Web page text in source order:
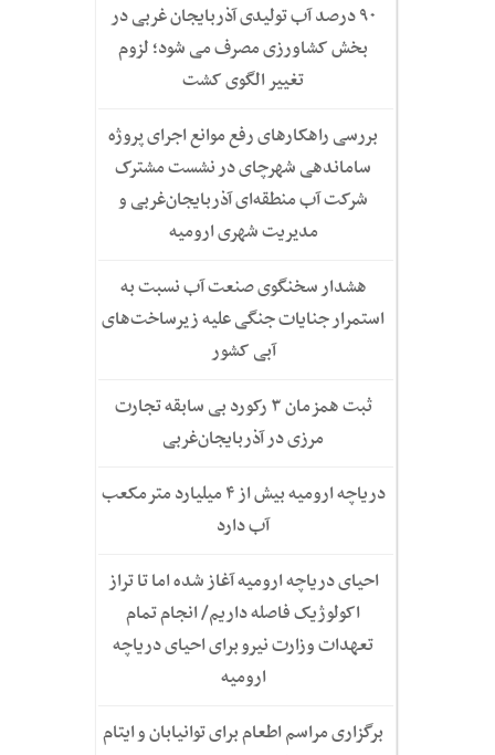
۹۰ درصد آب تولیدی آذربایجان غربی در
بخش کشاورزی مصرف می شود؛ لزوم
تغییر الگوی کشت
بررسی راهکارهای رفع موانع اجرای پروژه
ساماندهی شهرچای در نشست مشترک
شرکت آب منطقه‌ای آذربایجان‌غربی و
مدیریت شهری ارومیه
هشدار سخنگوی صنعت آب نسبت به
استمرار جنایات جنگی علیه زیرساخت‌های
آبی کشور
ثبت همزمان ۳ رکورد بی سابقه تجارت
مرزی در آذربایجان‌غربی
دریاچه ارومیه بیش از ۴ میلیارد مترمکعب
آب دارد
احیای دریاچه ارومیه آغاز شده اما تا تراز
اکولوژیک فاصله داریم/ انجام تمام
تعهدات وزارت نیرو برای احیای دریاچه
ارومیه
برگزاری مراسم اطعام برای توانیابان و ایتام